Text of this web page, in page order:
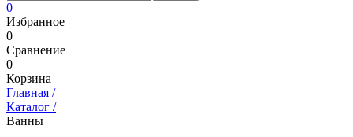
0
Избранное
0
Сравнение
0
Корзина
Главная /
Каталог /
Ванны